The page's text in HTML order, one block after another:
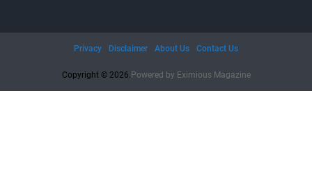
Copyright © 2026. Powered by Eximious Magazine
Privacy Disclaimer About Us Contact Us